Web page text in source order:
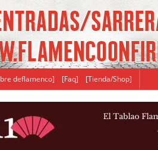
deflamenco] [Faq] [Tienda/Shop]